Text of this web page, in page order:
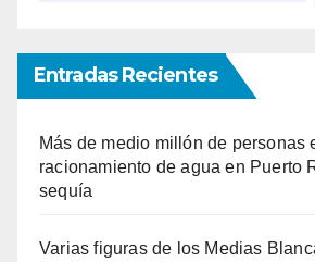
Entradas Recientes
Más de medio millón de personas
racionamiento de agua en Puerto
sequía
Varias figuras de los Medias